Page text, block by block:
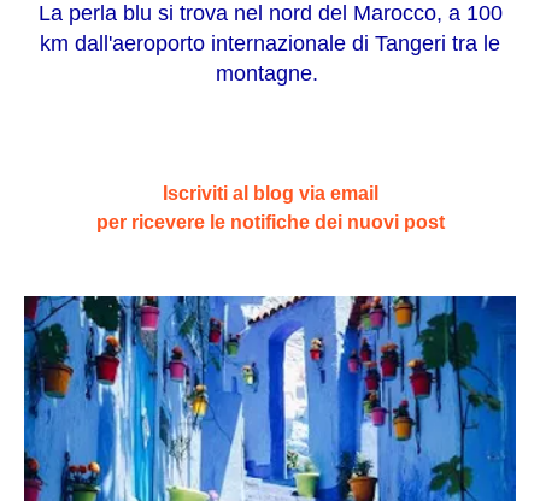
La perla blu si trova nel nord del Marocco, a 100
km dall'aeroporto internazionale di Tangeri tra le
montagne.
Iscriviti al blog via email
per ricevere le notifiche dei nuovi post